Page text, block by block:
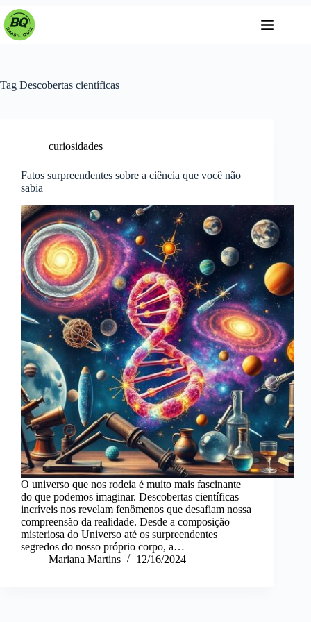
Pular
para
Tag Descobertas científicas
curiosidades
Fatos surpreendentes sobre a ciência que você não
sabia
O universo que nos rodeia é muito mais fascinante
do que podemos imaginar. Descobertas científicas
incríveis nos revelam fenômenos que desafiam nossa
compreensão da realidade. Desde a composição
misteriosa do Universo até os surpreendentes
segredos do nosso próprio corpo, a…
Mariana Martins
12/16/2024